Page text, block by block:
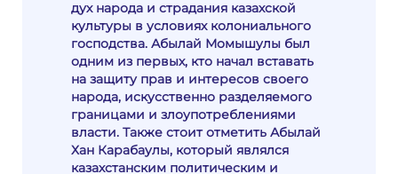
дух народа и страдания казахской
культуры в условиях колониального
господства. Абылай Момышулы был
одним из первых, кто начал вставать
на защиту прав и интересов своего
народа, искусственно разделяемого
границами и злоупотреблениями
власти. Также стоит отметить Абылай
Хан Карабаулы, который являлся
казахстанским политическим и